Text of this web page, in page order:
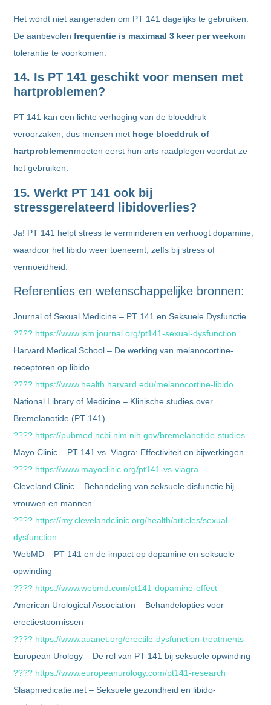
Het wordt niet aangeraden om PT 141 dagelijks te gebruiken.
De aanbevolenfrequentie is maximaal 3 keer per weekom
tolerantie te voorkomen.
14. Is PT 141 geschikt voor mensen met
hartproblemen?
PT 141 kan een lichte verhoging van de bloeddruk
veroorzaken, dus mensen met hoge bloeddruk of
hartproblemenmoeten eerst hun arts raadplegen voordat ze
het gebruiken.
15. Werkt PT 141 ook bij
stressgerelateerd libidoverlies?
Ja! PT 141 helpt stress te verminderen en verhoogt dopamine,
waardoor het libido weer toeneemt, zelfs bij stress of
vermoeidheid.
Referenties en wetenschappelijke bronnen:
Journal of Sexual Medicine – PT 141 en Seksuele Dysfunctie
???? https://www.jsm.journal.org/pt141-sexual-dysfunction
Harvard Medical School – De werking van melanocortine-
receptoren op libido
???? https://www.health.harvard.edu/melanocortine-libido
National Library of Medicine – Klinische studies over
Bremelanotide (PT 141)
???? https://pubmed.ncbi.nlm.nih.gov/bremelanotide-studies
Mayo Clinic – PT 141 vs. Viagra: Effectiviteit en bijwerkingen
???? https://www.mayoclinic.org/pt141-vs-viagra
Cleveland Clinic – Behandeling van seksuele disfunctie bij
vrouwen en mannen
???? https://my.clevelandclinic.org/health/articles/sexual-
dysfunction
WebMD – PT 141 en de impact op dopamine en seksuele
opwinding
???? https://www.webmd.com/pt141-dopamine-effect
American Urological Association – Behandelopties voor
erectiestoornissen
???? https://www.auanet.org/erectile-dysfunction-treatments
European Urology – De rol van PT 141 bij seksuele opwinding
???? https://www.europeanurology.com/pt141-research
Slaapmedicatie.net – Seksuele gezondheid en libido-